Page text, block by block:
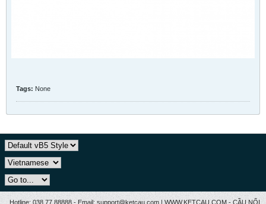
Tags: None
Hotline: 038.77 88888 - Email: support@ketcau.com | WWW.KETCAU.COM - CẦU NỐI